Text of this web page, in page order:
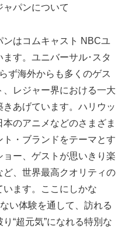
パンについて
はコムキャスト NBCユ
す。ユニバーサル･スタ
ず海外からも多くのゲス
、レジャー界における一大
あげています。ハリウッ
のアニメなどのさまざま
・ブランドをテーマとす
ー、ゲストが思いきり楽
ど、世界最高クオリティの
ます。ここにしかな
い体験を通して、訪れる
“超元気”になれる特別な